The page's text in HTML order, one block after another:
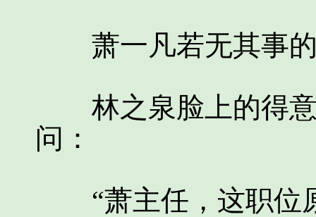
萧一凡若无其事
林之泉脸上的得意
问：
“萧主任，这职位